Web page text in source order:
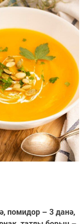
помидор – 3 данә,